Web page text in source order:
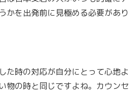
かを出発前に見極める必要があり
た時の対応が自分にとって心地よ
物の時と同じですよね。カウンセ